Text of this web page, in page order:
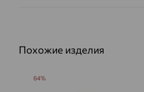
Похожие изделия
64%